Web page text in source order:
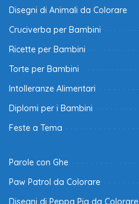
Disegni di Animali da Colorare
Cruciverba per Bambini
Ricette per Bambini
Torte per Bambini
Intolleranze Alimentari
Diplomi per i Bambini
Feste a Tema
Parole con Ghe
Paw Patrol da Colorare
Disegni di Peppa Pig da Colorare